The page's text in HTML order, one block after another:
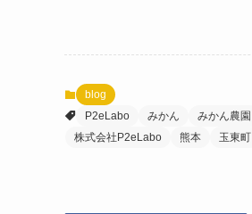
blog
P2eLabo
みかん みかん農園
株式会社P2eLabo
熊本 玉東町